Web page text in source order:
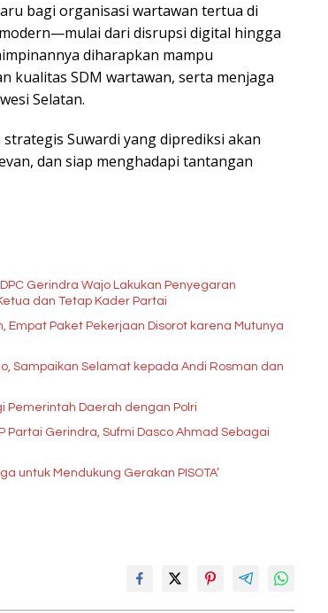
bagi organisasi wartawan tertua di
dari disrupsi digital hingga
diharapkan mampu
kualitas SDM wartawan, serta menjaga
Selatan.
Suwardi yang diprediksi akan
dan siap menghadapi tantangan
Gerindra Wajo Lakukan Penyegaran
Kepengurusan, Haji Mustafa Menjabat sebagai Wakil Ketua dan Tetap Kader Partai
Empat Paket Pekerjaan Disorot karena Mutunya
Sampaikan Selamat kepada Andi Rosman dan
Pemerintah Daerah dengan Polri
Partai Gerindra, Sufmi Dasco Ahmad Sebagai
untuk Mendukung Gerakan PISOTA’